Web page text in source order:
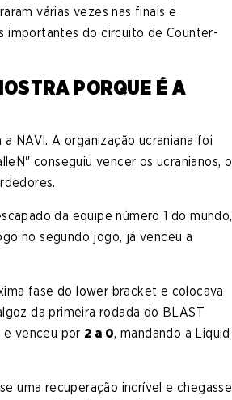
várias vezes nas finais e
importantes do circuito de Counter-
PORQUE É A
NAVI. A organização ucraniana foi
conseguiu vencer os ucranianos, o
da equipe número 1 do mundo,
no segundo jogo, já venceu a
fase do lower bracket e colocava
da primeira rodada do BLAST
e venceu por 2 a 0, mandando a Liquid
uma recuperação incrível e chegasse